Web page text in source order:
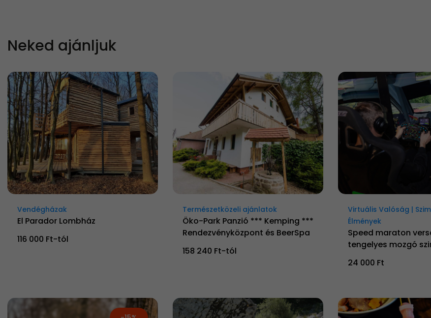
Neked ajánljuk
Vendégházak
El Parador Lombház
116 000 Ft-tól
Természetközeli ajánlatok
Öko-Park Panzió *** Kemping ***
Rendezvényközpont és BeerSpa
158 240 Ft-tól
Virtuális Valóság |
Élmények
Speed maraton
tengelyes mozgó
24 000 Ft